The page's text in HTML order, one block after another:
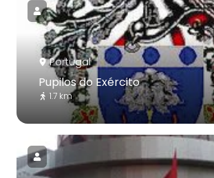
Portugal
Pupilos do Exército
1.7 km